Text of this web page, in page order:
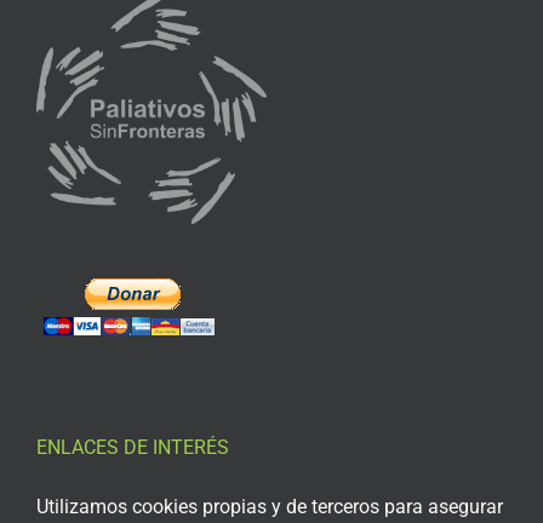
ENLACES DE INTERÉS
Aviso Legal
Utilizamos cookies propias y de terceros para asegurar